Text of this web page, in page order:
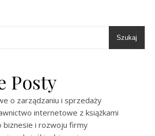
Szukaj
Posty
o zarządzaniu i sprzedaży
internetowe z książkami
biznesie i rozwoju firmy